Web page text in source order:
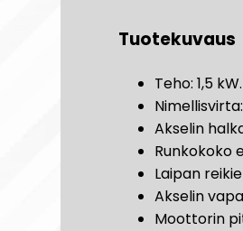
Tuotekuvaus
Teho: 1,5 kW.
Akselin
Runkokoko
Laipan
Akselin
Moottorin